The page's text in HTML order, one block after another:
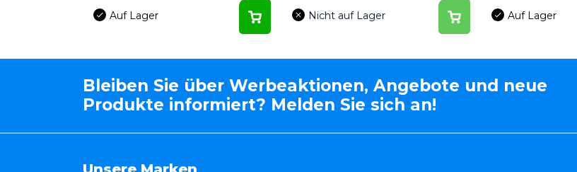
Auf Lager
Nicht auf Lager
Auf Lager
Bleiben Sie über Werbeaktionen, Angebote und neue
Produkte informiert? Melden Sie sich an!